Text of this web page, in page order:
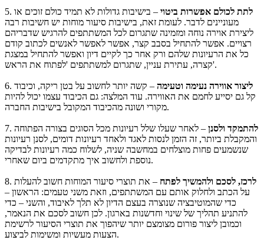
5. לתת לכולם אפשרות ביטוי – בישיבות גדולות לא תמיד כולם זוכים או
מעוניינים לדבר. לעומת זאת, בישיבות סיעור מוחות יש חשיבות רבה
ליצירת אוירה נוחה ומזמינה שתגרום לכל המשתתפים להרגיש שדבריהם
רצויים. אפשר להתחיל בסבב קצר, אפשר לאפשר לאנשים לכתוב קודם
כל את הרעיונות שלהם ורק אחר כך לקיים דיון ואפשר להתחיל במצגת
קצרה, עתירת עניין, שתגרום למשתתפים 'לפתוח את הראש'.
6. ליצור אווירה נעימה וטעימה – קשה יותר לחשוב על בטן ריקה, וכיבוד
קל גם יסייע לחמם את האווירה. עוד המלצה: גם הכיבוד עצמו יכול להיות
מקורי ושונה מהכיבוד המקובל בישיבות החברה.
7. להתמקד ולסנן – לאחר שעלו שלל רעיונות מכל הסוגים בצורה הפתוחה
והמקבלת ביותר, זה הזמן לנסות לאגד ולאחד רעיונות דומים, לסנן רעיונות
שנשמעים פחות מוצלחים במחשבה שניה, לשלוח כמה רעיונות לבדיקה
נוספת ולחשוב איך מתקדמים ביום שאחרי.
8. לרכז, לסכם ולהמשיך לפתח – את תוצרי סיעור המוחות חשוב להעלות
על הכתב ולחלוק אותם עם המשתתפים, וזאת משני טעמים: הראשון –
כדי שהמוטיבציה שנוצרה בעצם הדיון לא תלך לאיבוד, והשני – כדי
להתניע תהליך של שינוי וחדשנות בארגון. לכן חשוב לסכם את הנאמר,
וכמובן ליצור פורום מצומצם יותר שיהפוך את תוצרי הסיעור לרשימת
הצעות מעשיות ומשימות לביצוע.